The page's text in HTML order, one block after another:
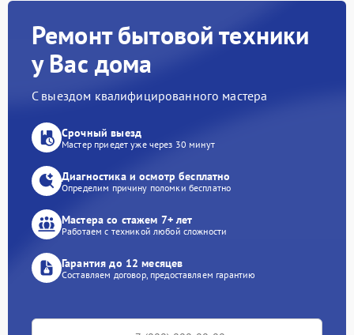
Ремонт бытовой техники
у Вас дома
С выездом квалифицированного мастера
Срочный выезд
Мастер приедет уже через 30 минут
Диагностика и осмотр бесплатно
Определим причину поломки бесплатно
Мастера со стажем 7+ лет
Работаем с техникой любой сложности
Гарантия до 12 месяцев
Составляем договор, предоставляем гарантию